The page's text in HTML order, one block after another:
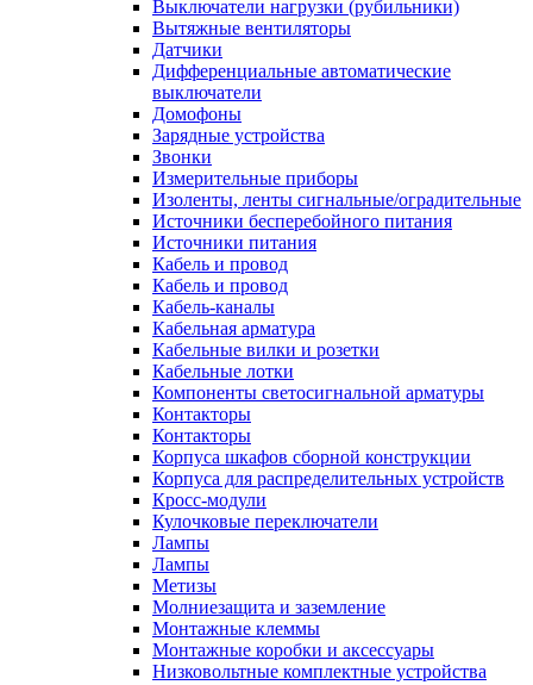
Выключатели нагрузки (рубильники)
Вытяжные вентиляторы
Датчики
Дифференциальные автоматические
выключатели
Домофоны
Зарядные устройства
Звонки
Измерительные приборы
Изоленты, ленты сигнальные/оградительные
Источники бесперебойного питания
Источники питания
Кабель и провод
Кабель и провод
Кабель-каналы
Кабельная арматура
Кабельные вилки и розетки
Кабельные лотки
Компоненты светосигнальной арматуры
Контакторы
Контакторы
Корпуса шкафов сборной конструкции
Корпуса для распределительных устройств
Кросс-модули
Кулочковые переключатели
Лампы
Лампы
Метизы
Молниезащита и заземление
Монтажные клеммы
Монтажные коробки и аксессуары
Низковольтные комплектные устройства